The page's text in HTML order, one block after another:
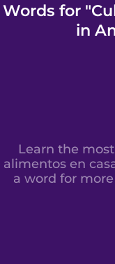
Words for
in
Learn the
alimentos en
a word for